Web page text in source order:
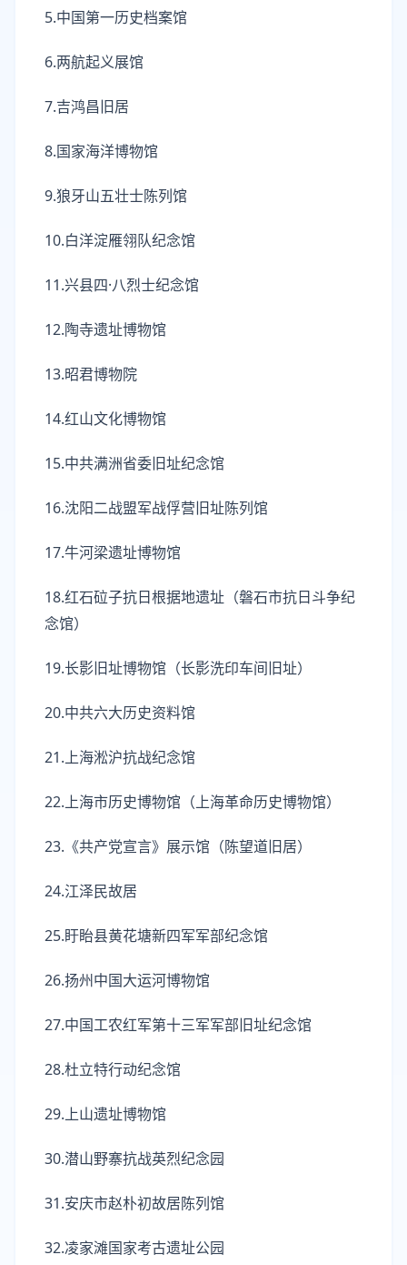
5.中国第一历史档案馆
6.两航起义展馆
7.吉鸿昌旧居
8.国家海洋博物馆
9.狼牙山五壮士陈列馆
10.白洋淀雁翎队纪念馆
11.兴县四·八烈士纪念馆
12.陶寺遗址博物馆
13.昭君博物院
14.红山文化博物馆
15.中共满洲省委旧址纪念馆
16.沈阳二战盟军战俘营旧址陈列馆
17.牛河梁遗址博物馆
18.红石砬子抗日根据地遗址（磐石市抗日斗争纪
念馆）
19.长影旧址博物馆（长影洗印车间旧址）
20.中共六大历史资料馆
21.上海淞沪抗战纪念馆
22.上海市历史博物馆（上海革命历史博物馆）
23.《共产党宣言》展示馆（陈望道旧居）
24.江泽民故居
25.盱眙县黄花塘新四军军部纪念馆
26.扬州中国大运河博物馆
27.中国工农红军第十三军军部旧址纪念馆
28.杜立特行动纪念馆
29.上山遗址博物馆
30.潜山野寨抗战英烈纪念园
31.安庆市赵朴初故居陈列馆
32.凌家滩国家考古遗址公园